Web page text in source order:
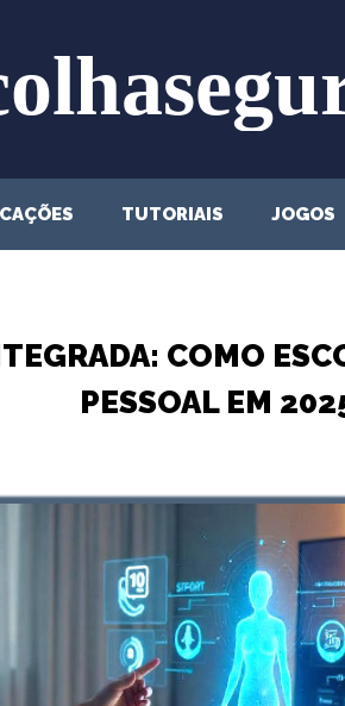
TUTORIAIS JOGOS
COMO
PESSOAL EM